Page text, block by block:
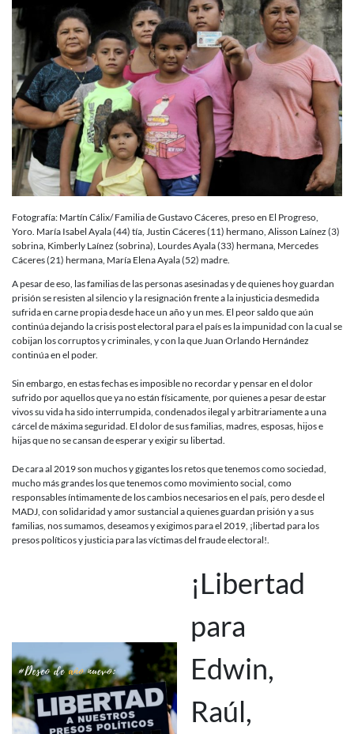
Fotografía: Martín Cálix/ Familia de Gustavo Cáceres, preso en El Progreso,
Yoro. María Isabel Ayala (44) tía, Justin Cáceres (11) hermano, Alisson Laínez (3)
sobrina, Kimberly Laínez (sobrina), Lourdes Ayala (33) hermana, Mercedes
Cáceres (21) hermana, María Elena Ayala (52) madre.
A pesar de eso, las familias de las personas asesinadas y de quienes hoy guardan
prisión se resisten al silencio y la resignación frente a la injusticia desmedida
sufrida en carne propia desde hace un año y un mes. El peor saldo que aún
continúa dejando la crisis post electoral para el país es la impunidad con la cual se
cobijan los corruptos y criminales, y con la que Juan Orlando Hernández
continúa en el poder.
Sin embargo, en estas fechas es imposible no recordar y pensar en el dolor
sufrido por aquellos que ya no están físicamente, por quienes a pesar de estar
vivos su vida ha sido interrumpida, condenados ilegal y arbitrariamente a una
cárcel de máxima seguridad. El dolor de sus familias, madres, esposas, hijos e
hijas que no se cansan de esperar y exigir su libertad.
De cara al 2019 son muchos y gigantes los retos que tenemos como sociedad,
mucho más grandes los que tenemos como movimiento social, como
responsables íntimamente de los cambios necesarios en el país, pero desde el
MADJ, con solidaridad y amor sustancial a quienes guardan prisión y a sus
familias, nos sumamos, deseamos y exigimos para el 2019, ¡libertad para los
presos políticos y justicia para las víctimas del fraude electoral!.
¡Libertad
para
Edwin,
Raúl,